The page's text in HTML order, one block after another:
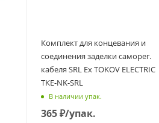
Комплект для концевания и
соединения заделки саморег.
кабеля SRL Ex TOKOV ELECTRIC
TKE-NK-SRL
В наличии упак.
365₽/упак.